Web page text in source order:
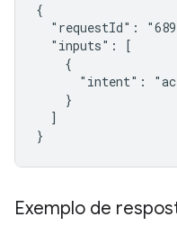
{
"requestId":
  "inputs": [
    {
"intent":
    }
  ]
}
Exemplo de